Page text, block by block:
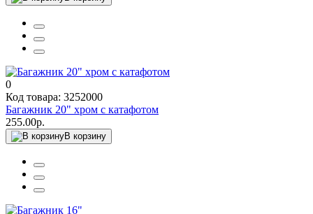
0
Код товара: 3252000
Багажник 20" хром с катафотом
255.00р.
В корзину